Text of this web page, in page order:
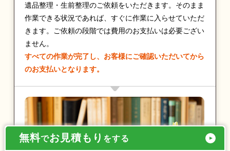
遺品整理・生前整理のご依頼をいただきます。そのまま
作業できる状況であれば、すぐに作業に入らせていただ
きます。ご依頼の段階では費用のお支払いは必要ござい
ません。
すべての作業が完了し、お客様にご確認いただいてから
のお支払いとなります。
無料でお見積もり をする